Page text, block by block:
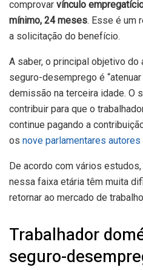
comprovar vínculo
mínimo, 24 meses. Esse é um
a solicitação do benefício.
A saber, o principal objetivo do
seguro-desemprego é
demissão na terceira idade. O
contribuir para que o
continue pagando a
os nove parlamentares
De acordo com vários
nessa faixa etária têm muita
retornar ao mercado de
Trabalhador
seguro-